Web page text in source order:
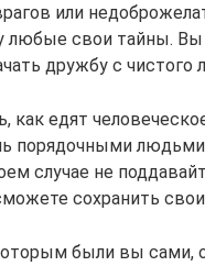
или
любые свои тайны.
дружбу с чистого
как едят
порядочными
случае не
сохранить
были вы сами,